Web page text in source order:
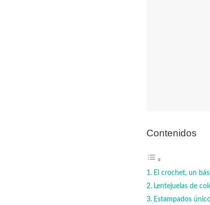
Contenidos
El crochet, un
Lentejuelas de
Estampados